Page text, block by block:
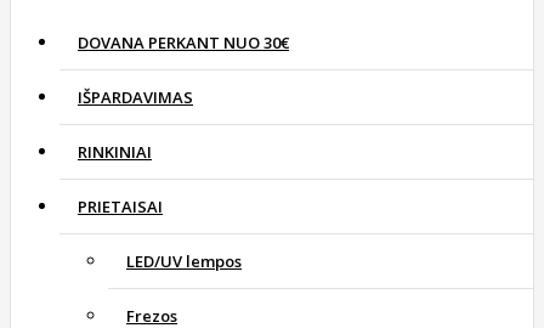
DOVANA PERKANT NUO 30€
IŠPARDAVIMAS
RINKINIAI
PRIETAISAI
LED/UV lempos
Frezos